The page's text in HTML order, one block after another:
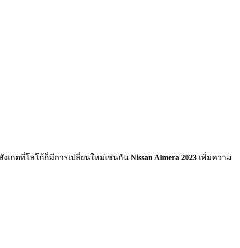
งเกตที่โลโก้ก็มีการเปลี่ยนใหม่เช่นกัน Nissan Almera 2023 เพิ่มความ